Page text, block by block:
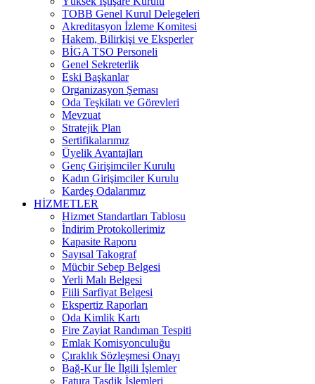
TOBB Genel Kurul Delegeleri
Akreditasyon İzleme Komitesi
Hakem, Bilirkişi ve Eksperler
BİGA TSO Personeli
Genel Sekreterlik
Eski Başkanlar
Organizasyon Şeması
Oda Teşkilatı ve Görevleri
Mevzuat
Stratejik Plan
Sertifikalarımız
Üyelik Avantajları
Genç Girişimciler Kurulu
Kadın Girişimciler Kurulu
Kardeş Odalarımız
HİZMETLER
Hizmet Standartları Tablosu
İndirim Protokollerimiz
Kapasite Raporu
Sayısal Takograf
Mücbir Sebep Belgesi
Yerli Malı Belgesi
Fiili Sarfiyat Belgesi
Ekspertiz Raporları
Oda Kimlik Kartı
Fire Zayiat Randıman Tespiti
Emlak Komisyonculuğu
Çıraklık Sözleşmesi Onayı
Bağ-Kur İle İlgili İşlemler
Fatura Tasdik İşlemleri